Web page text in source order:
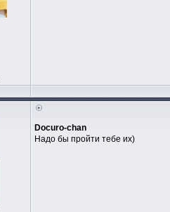
Docuro-chan
Надо бы пройти тебе их)